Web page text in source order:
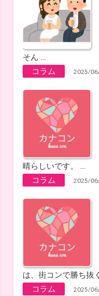
そん ...
コラム
2025/
晴らしいです。 ...
コラム
2025/
は、街コンで勝ち抜
コラム
2025/